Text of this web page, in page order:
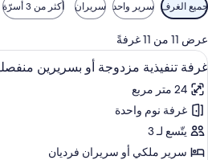
التصفية
المتاحة
للغرف
جميع الغرف سرير واحد سريران أكثر من 3 أسرّة
عرض 11 من 11 غرفةً
استعراض
جميع
صور
غرفة
تنفيذية
مزدوجة
6
غرفة تنفيذية مزدوجة أو بسريرين
24 متر مربع
غرفة نوم واحدة
يتّسع لـ 3
سرير ملكي‫‬ أو سريران فرديان